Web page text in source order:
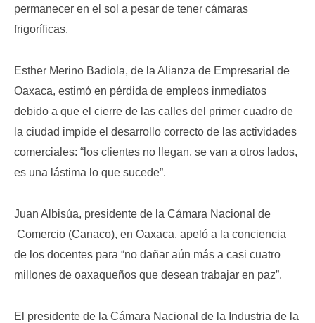
permanecer en el sol a pesar de tener cámaras
frigoríficas.
Esther Merino Badiola, de la Alianza de Empresarial de
Oaxaca, estimó en pérdida de empleos inmediatos
debido a que el cierre de las calles del primer cuadro de
la ciudad impide el desarrollo correcto de las actividades
comerciales: “los clientes no llegan, se van a otros lados,
es una lástima lo que sucede”.
Juan Albisúa, presidente de la Cámara Nacional de
Comercio (Canaco), en Oaxaca, apeló a la conciencia
de los docentes para “no dañar aún más a casi cuatro
millones de oaxaqueños que desean trabajar en paz”.
El presidente de la Cámara Nacional de la Industria de la